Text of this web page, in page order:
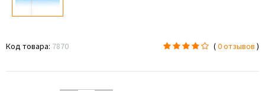
Код товара: 7870 (0 отзывов )